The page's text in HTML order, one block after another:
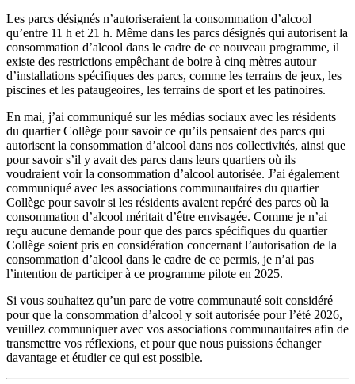
Les parcs désignés n’autoriseraient la consommation d’alcool
qu’entre 11 h et 21 h. Même dans les parcs désignés qui autorisent la
consommation d’alcool dans le cadre de ce nouveau programme, il
existe des restrictions empêchant de boire à cinq mètres autour
d’installations spécifiques des parcs, comme les terrains de jeux, les
piscines et les pataugeoires, les terrains de sport et les patinoires.
En mai, j’ai communiqué sur les médias sociaux avec les résidents
du quartier Collège pour savoir ce qu’ils pensaient des parcs qui
autorisent la consommation d’alcool dans nos collectivités, ainsi que
pour savoir s’il y avait des parcs dans leurs quartiers où ils
voudraient voir la consommation d’alcool autorisée. J’ai également
communiqué avec les associations communautaires du quartier
Collège pour savoir si les résidents avaient repéré des parcs où la
consommation d’alcool méritait d’être envisagée. Comme je n’ai
reçu aucune demande pour que des parcs spécifiques du quartier
Collège soient pris en considération concernant l’autorisation de la
consommation d’alcool dans le cadre de ce permis, je n’ai pas
l’intention de participer à ce programme pilote en 2025.
Si vous souhaitez qu’un parc de votre communauté soit considéré
pour que la consommation d’alcool y soit autorisée pour l’été 2026,
veuillez communiquer avec vos associations communautaires afin de
transmettre vos réflexions, et pour que nous puissions échanger
davantage et étudier ce qui est possible.